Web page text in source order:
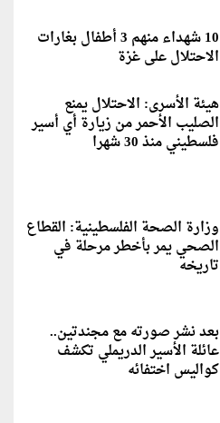
10 شهداء منهم 3 أطفال بغارات
الاحتلال على غزة
هيئة الأسرى: الاحتلال يمنع
الصليب الأحمر من زيارة أي أسير
فلسطيني منذ 30 شهرا
وزارة الصحة الفلسطينية: القطاع
الصحي يمر بأخطر مرحلة في
تاريخه
بعد نشر صورته مع مجندتين..
عائلة الأسير الدريملي تكشف
كواليس اختفائه